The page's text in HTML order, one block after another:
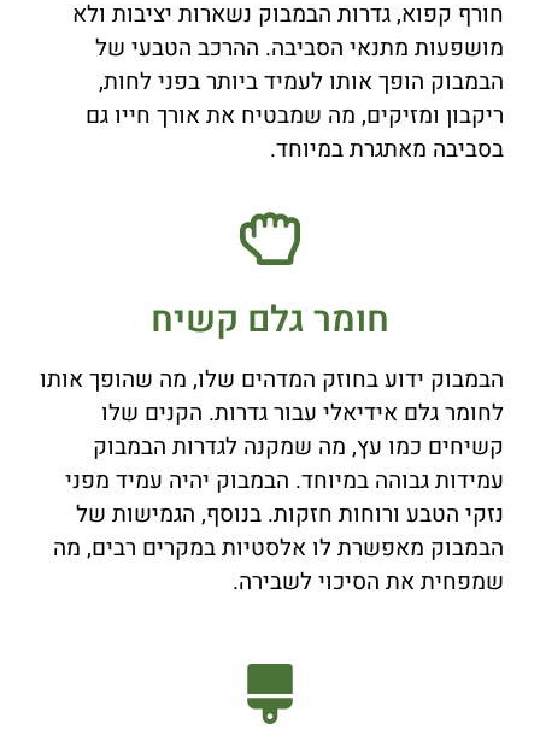
חורף קפוא, גדרות הבמבוק נשארות יציבות ולא
מושפעות מתנאי הסביבה. ההרכב הטבעי של
הבמבוק הופך אותו לעמיד ביותר בפני לחות,
ריקבון ומזיקים, מה שמבטיח את אורך חייו גם
בסביבה מאתגרת במיוחד.
חומר גלם קשיח
הבמבוק ידוע בחוזק המדהים שלו, מה שהופך אותו
לחומר גלם אידיאלי עבור גדרות. הקנים שלו
קשיחים כמו עץ, מה שמקנה לגדרות הבמבוק
עמידות גבוהה במיוחד. הבמבוק יהיה עמיד מפני
נזקי הטבע ורוחות חזקות. בנוסף, הגמישות של
הבמבוק מאפשרת לו אלסטיות במקרים רבים, מה
שמפחית את הסיכוי לשבירה.